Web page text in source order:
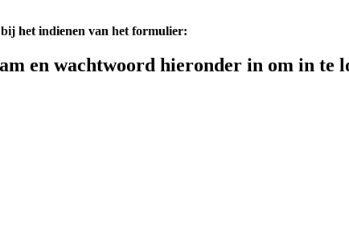
het indienen van het formulier:
en wachtwoord hieronder in om in te